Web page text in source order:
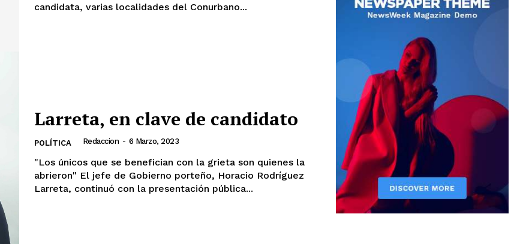
candidata, varias localidades del Conurbano...
Larreta, en clave de candidato
POLÍTICA Redaccion - 6 Marzo, 2023
"Los únicos que se benefician con la grieta son quienes la
abrieron" El jefe de Gobierno porteño, Horacio Rodríguez
Larreta, continuó con la presentación pública...